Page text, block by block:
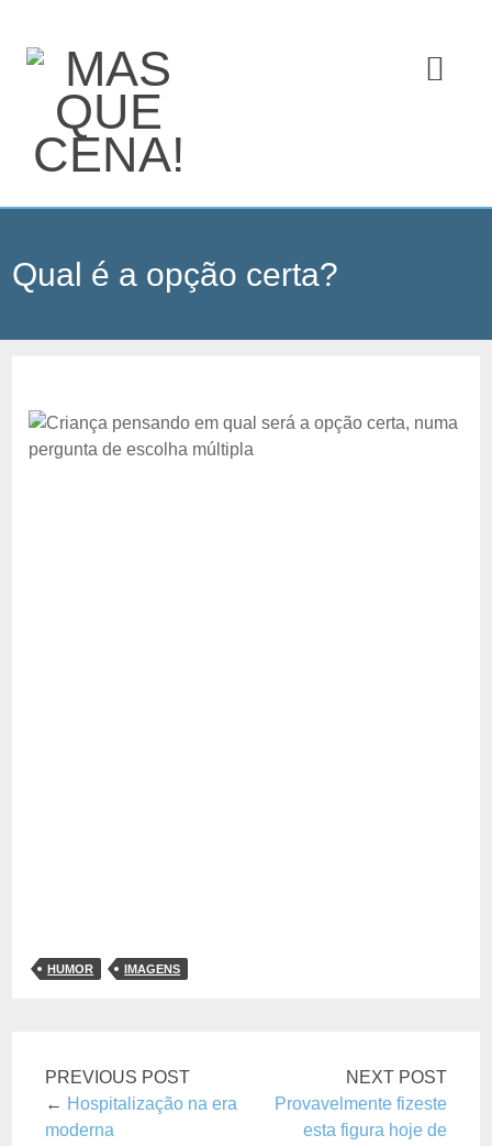
Qual é a opção certa?
HUMOR IMAGENS
PREVIOUS POST
← Hospitalização na era
moderna
NEXT POST
Provavelmente fizeste
esta figura hoje de